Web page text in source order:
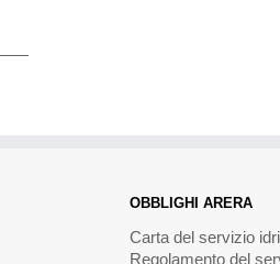
OBBLIGHI ARERA
Carta del servizio
Regolamento del